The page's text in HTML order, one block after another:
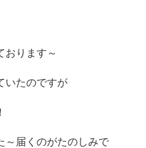
おります～
いたのですが
～届くのがたのしみで